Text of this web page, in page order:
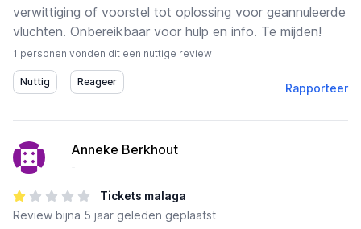
verwittiging of voorstel tot oplossing voor geannuleerde
vluchten. Onbereikbaar voor hulp en info. Te mijden!
1 personen vonden dit een nuttige review
Rapporteer
Anneke Berkhout
Tickets malaga
Review bijna 5 jaar geleden geplaatst